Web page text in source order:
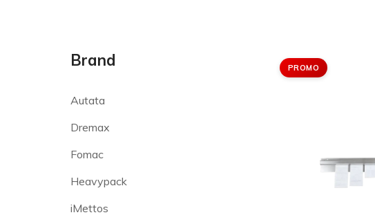
Brand
Autata
Dremax
Fomac
Heavypack
iMettos
PROMO